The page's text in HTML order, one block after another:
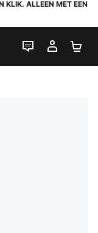
KLIK. ALLEEN MET EEN
LIVE CHAT
MIJN